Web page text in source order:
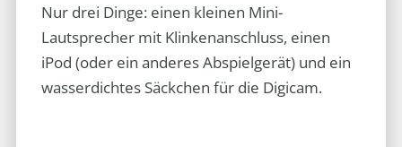
Nur drei Dinge: einen kleinen Mini-
Lautsprecher mit Klinkenanschluss, einen
iPod (oder ein anderes Abspielgerät) und ein
wasserdichtes Säckchen für die Digicam.